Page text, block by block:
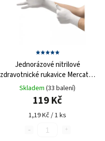
Jednorázové nitrilové
zdravotnické rukavice Mercator
Medical NITRYLEX bílé 100 ks
Skladem (33 balení)
119 Kč
1,19 Kč / 1 ks